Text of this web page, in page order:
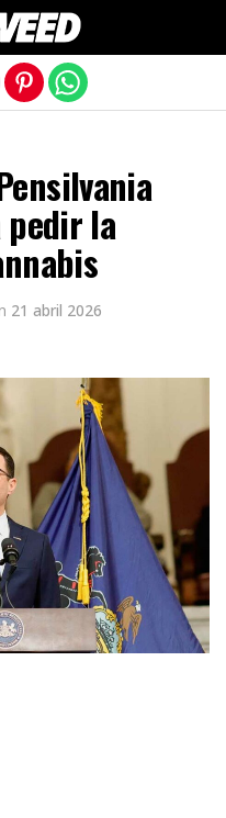
la
21 abril 2026
móvil